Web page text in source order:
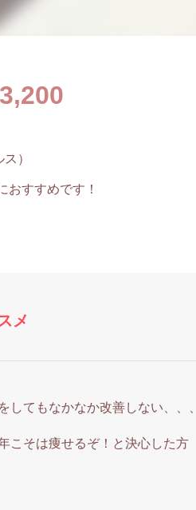
）
おすすめです！
メ
してもなかなか改善しない、、、
こそは痩せるぞ！と決心した方